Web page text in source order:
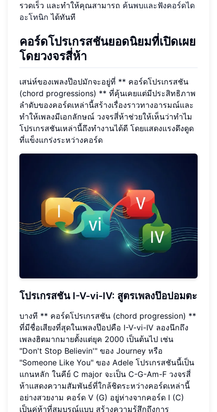
รวดเร็ว และทำให้คุณสามารถ ค้นพบและฟังคอร์ดได
อะโทนิก ได้ทันที
คอร์ดโปรเกรสชันยอดนิยมที่เปิดเผย
โดยวงจรสี่ห้า
เสน่ห์ของเพลงป๊อปมักจะอยู่ที่ ** คอร์ดโปรเกรสชัน
(chord progressions) ** ที่คุ้นเคยแต่มีประสิทธิภาพ
ลำดับของคอร์ดเหล่านี้สร้างเรื่องราวทางอารมณ์และ
ทำให้เพลงมีเอกลักษณ์ วงจรสี่ห้าช่วยให้เห็นว่าทำไม
โปรเกรสชันเหล่านี้ถึงทำงานได้ดี โดยแสดงแรงดึงดูด
ที่แข็งแกร่งระหว่างคอร์ด
โปรเกรสชัน I-V-vi-IV: สูตรเพลงป๊อปอมตะ
บางที ** คอร์ดโปรเกรสชัน (chord progression) **
ที่มีชื่อเสียงที่สุดในเพลงป๊อปคือ I-V-vi-IV ลองนึกถึง
เพลงฮิตมากมายตั้งแต่ยุค 2000 เป็นต้นไป เช่น
"Don't Stop Believin'" ของ Journey หรือ
"Someone Like You" ของ Adele โปรเกรสชันนี้เป็น
แกนหลัก ในคีย์ C major จะเป็น C-G-Am-F วงจรสี่
ห้าแสดงความสัมพันธ์ที่ใกล้ชิดระหว่างคอร์ดเหล่านี้
อย่างสวยงาม คอร์ด V (G) อยู่ห่างจากคอร์ด I (C)
เป็นคู่ห้าที่สมบูรณ์แบบ สร้างความรู้สึกถึงการ